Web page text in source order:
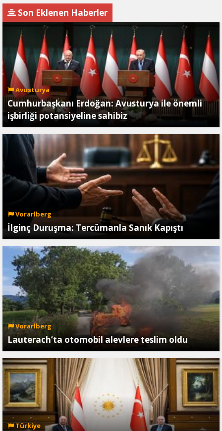
Son Eklenen Haberler
Avusturya
Cumhurbaşkanı Erdoğan: Avusturya ile önemli
işbirliği potansiyeline sahibiz
Vorarlberg
İlginç Duruşma: Tercümanla Sanık Kapıştı
Vorarlberg
Lauterach’ta otomobil alevlere teslim oldu
Türkiye